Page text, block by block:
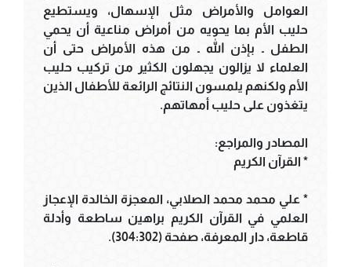
العوامل والأمراض مثل الإسهال، ويستطيع
حليب الأم بما يحويه من أمراض مناعية أن يحمي
الطفل ـ بإذن الله ـ من هذه الأمراض حتى أن
العلماء لا يزالون يجهلون الكثير من تركيب حليب
الأم ولكنهم يلمسون النتائج الرائعة للأطفال الذين
يتغذون على حليب أمهاتهم.
المصادر والمراجع:
* القرآن الكريم
* علي محمد محمد الصلابي، المعجزة الخالدة الإعجاز
العلمي في القرآن الكريم براهين ساطعة وأدلة
قاطعة، دار المعرفة، صفحة (304:302).